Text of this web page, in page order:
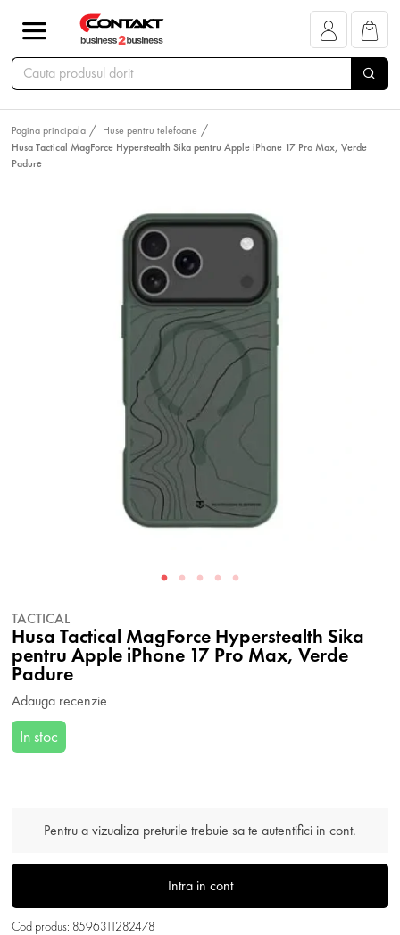
Pagina principala
Huse pentru telefoane
Husa Tactical MagForce Hyperstealth Sika pentru Apple iPhone 17 Pro Max, Verde
Padure
TACTICAL
Husa Tactical MagForce Hyperstealth Sika
pentru Apple iPhone 17 Pro Max, Verde
Padure
Adauga recenzie
In stoc
Pentru a vizualiza preturile trebuie sa te autentifici in cont.
Intra in cont
Cod produs: 8596311282478